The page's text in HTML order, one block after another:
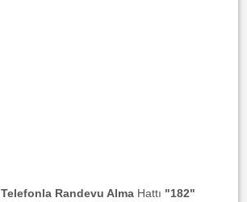
Telefonla Randevu AlmaHattı "182"